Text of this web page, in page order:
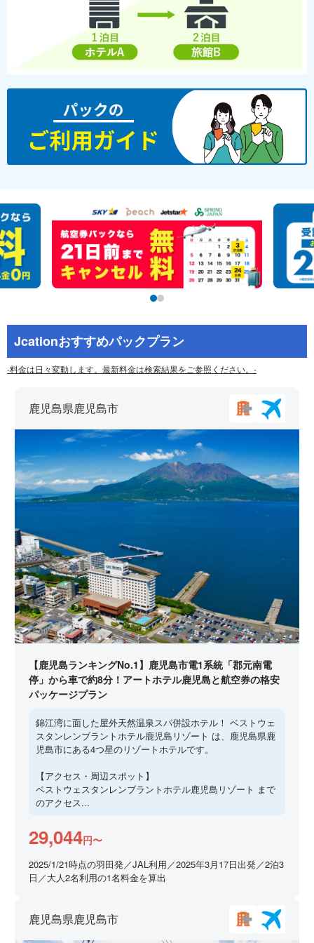
Jcationおすすめパックプラン
-料金は日々変動します。最新料金は検索結果をご参照ください。-
鹿児島県鹿児島市
【鹿児島ランキングNo.1】鹿児島市電1系統「郡元南電
停」から車で約8分！アートホテル鹿児島と航空券の格安
パッケージプラン
錦江湾に面した屋外天然温泉スパ併設ホテル！ ベストウェ
スタンレンブラントホテル鹿児島リゾート は、鹿児島県鹿
児島市にある4つ星のリゾートホテルです。
【アクセス・周辺スポット】
ベストウェスタンレンブラントホテル鹿児島リゾート まで
のアクセス...
29,044円〜
2025/1/21時点の羽田発／JAL利用／2025年3月17日出発／2泊3
日／大人2名利用の1名料金を算出
鹿児島県鹿児島市